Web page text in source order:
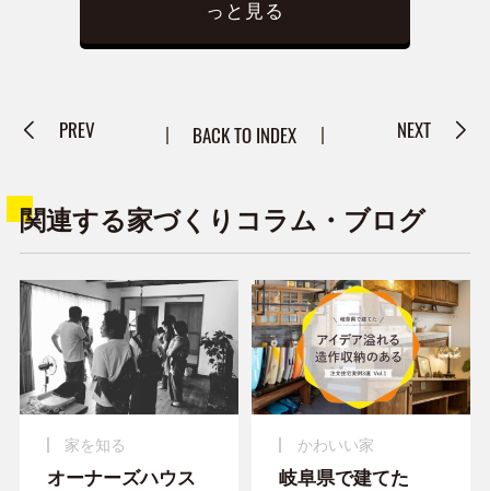
っと見る
PREV BACK TO INDEX NEXT
関連する家づくりコラム・ブログ
家を知る
オーナーズハウス
かわいい家
岐阜県で建てた